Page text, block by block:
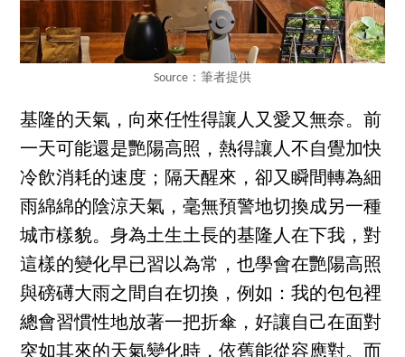
Source：筆者提供
基隆的天氣，向來任性得讓人又愛又無奈。前
一天可能還是艷陽高照，熱得讓人不自覺加快
冷飲消耗的速度；隔天醒來，卻又瞬間轉為細
雨綿綿的陰涼天氣，毫無預警地切換成另一種
城市樣貌。身為土生土長的基隆人在下我，對
這樣的變化早已習以為常，也學會在艷陽高照
與磅礡大雨之間自在切換，例如：我的包包裡
總會習慣性地放著一把折傘，好讓自己在面對
突如其來的天氣變化時，依舊能從容應對。而